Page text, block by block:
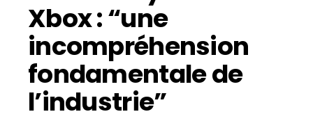
Xbox : “une
incompréhension
fondamentale de
l’industrie”